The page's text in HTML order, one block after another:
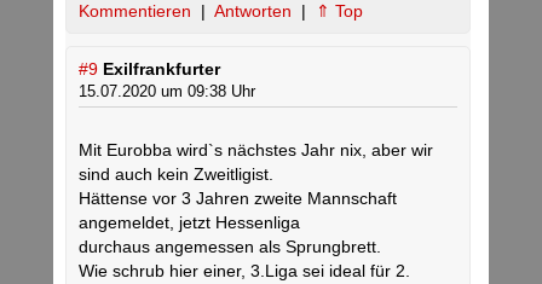
Kommentieren | Antworten | ⇑ Top
#9 Exilfrankfurter
15.07.2020 um 09:38 Uhr
Mit Eurobba wird`s nächstes Jahr nix, aber wir
sind auch kein Zweitligist.
Hättense vor 3 Jahren zweite Mannschaft
angemeldet, jetzt Hessenliga
durchaus angemessen als Sprungbrett.
Wie schrub hier einer, 3.Liga sei ideal für 2.